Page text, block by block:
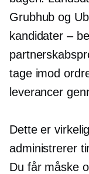
Grubhub og
kandidater –
tage imod
leverancer
Dette er
administrerer
Du får måske